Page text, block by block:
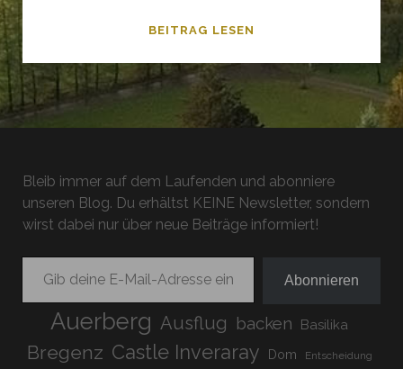
BEITRAG LESEN
GAMEOVER
Bleib immer auf dem Laufenden und abonniere
unseren Blog. Du erhältst KEINE Newsletter, sondern
wirst dabei nur über neue Beiträge informiert!
Gib deine E-Mail-Adresse ein ...
Abonnieren
Auerberg Ausflug backen Basilika
Bregenz Castle Inveraray Dom Entscheidung